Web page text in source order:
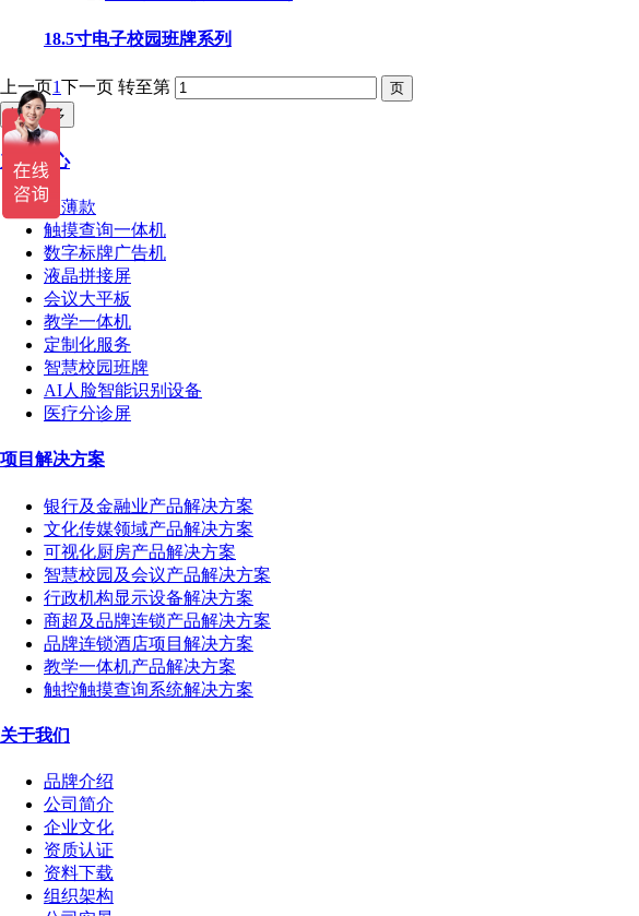
18.5寸电子校园班牌系列
上一页1下一页 转至第
加载更多
产品中心
超薄款
触摸查询一体机
数字标牌广告机
液晶拼接屏
会议大平板
教学一体机
定制化服务
智慧校园班牌
AI人脸智能识别设备
医疗分诊屏
项目解决方案
银行及金融业产品解决方案
文化传媒领域产品解决方案
可视化厨房产品解决方案
智慧校园及会议产品解决方案
行政机构显示设备解决方案
商超及品牌连锁产品解决方案
品牌连锁酒店项目解决方案
教学一体机产品解决方案
触控触摸查询系统解决方案
关于我们
品牌介绍
公司简介
企业文化
资质认证
资料下载
组织架构